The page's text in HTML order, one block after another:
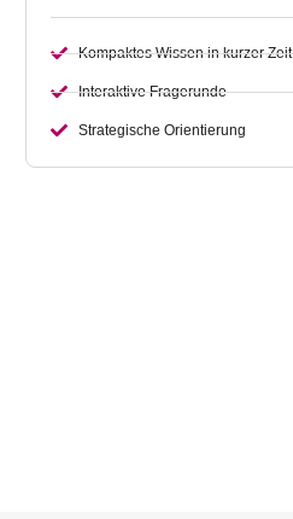
Kompaktes Wissen in kurzer Zeit
Interaktive Fragerunde
Strategische Orientierung